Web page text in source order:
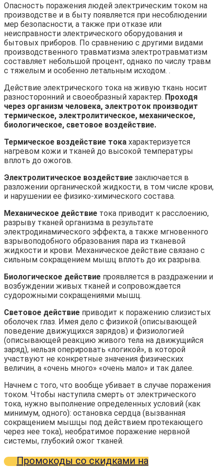
Опасность поражения людей электрическим током на
производстве и в быту появляется при несоблюдении
мер безопасности, а также при отказе или
неисправности электрического оборудования и
бытовых приборов. По сравнению с другими видами
производственного травматизма электротравматизм
составляет небольшой процент, однако по числу травм
с тяжелым и особенно летальным исходом. .
Действие электрического тока на живую ткань носит
разносторонний и своеобразный характер. Проходя
через организм человека, электроток производит
термическое, электролитическое, механическое,
биологическое, световое воздействие.
Термическое воздействие тока характеризуется
нагревом кожи и тканей до высокой температуры
вплоть до ожогов.
Электролитическое воздействие заключается в
разложении органической жидкости, в том числе крови,
и нарушении ее физико-химического состава.
Механическое действие тока приводит к расслоению,
разрыву тканей организма в результате
электродинамического эффекта, а также мгновенного
взрывоподобного образования пара из тканевой
жидкости и крови. Механическое действие связано с
сильным сокращением мышц вплоть до их разрыва.
Биологическое действие проявляется в раздражении и
возбуждении живых тканей и сопровождается
судорожными сокращениями мышц.
Световое действие приводит к поражению слизистых
оболочек глаз. Имея дело с физикой (описывающей
поведение движущихся зарядов) и физиологией
(описывающей реакцию живого тела на движущийся
заряд), нельзя оперировать «логикой», в которой
участвуют не конкретные значения физических
величин, а «очень много» «очень мало» и так далее.
Начнем с того, что вообще убивает в случае поражения
током. Чтобы наступила смерть от электрического
тока, нужно выполнение определенных условий (как
минимум, одного): остановка сердца (вызванная
сокращением мышцы под действием протекающего
через нее тока), необратимое поражение нервной
системы, глубокий ожог тканей.
Промокоды со скидками на